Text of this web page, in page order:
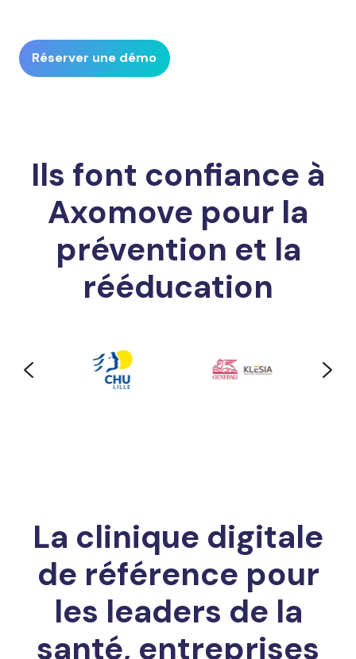
Réserver une démo
Ils font confiance à
Axomove pour la
prévention et la
rééducation
La clinique digitale
de référence pour
les leaders de la
santé, entreprises